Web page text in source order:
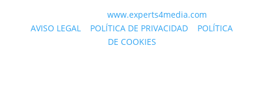
© 2023 WEBwww.experts4media.com
AVISO LEGAL
POLÍTICA DE PRIVACIDAD
POLÍTICA
DE COOKIES